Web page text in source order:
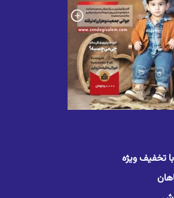
تخفیف ویژه